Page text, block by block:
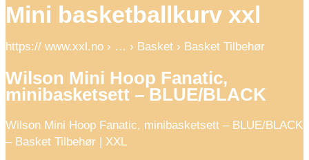
Mini basketballkurv xxl
https:// www.xxl.no › … › Basket › Basket Tilbehør
Wilson Mini Hoop Fanatic,
minibasketsett – BLUE/BLACK
Wilson Mini Hoop Fanatic, minibasketsett – BLUE/BLACK
– Basket Tilbehør | XXL